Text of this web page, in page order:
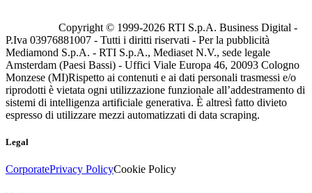
Copyright © 1999-2026 RTI S.p.A. Business Digital -
P.Iva 03976881007 - Tutti i diritti riservati - Per la pubblicità
Mediamond S.p.A. - RTI S.p.A., Mediaset N.V., sede legale
Amsterdam (Paesi Bassi) - Uffici Viale Europa 46, 20093 Cologno
Monzese (MI)Rispetto ai contenuti e ai dati personali trasmessi e/o
riprodotti è vietata ogni utilizzazione funzionale all’addestramento di
sistemi di intelligenza artificiale generativa. È altresì fatto divieto
espresso di utilizzare mezzi automatizzati di data scraping.
Legal
CorporatePrivacy PolicyCookie Policy